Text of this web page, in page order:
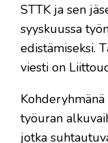
STTK ja sen
syyskuussa
edistämiseksi.
viesti on
työuran
jotka